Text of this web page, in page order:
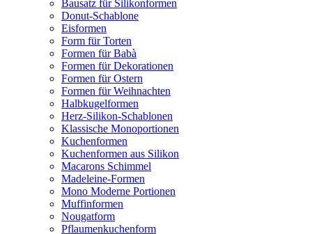
Bausatz für Silikonformen
Donut-Schablone
Eisformen
Form für Torten
Formen für Babà
Formen für Dekorationen
Formen für Ostern
Formen für Weihnachten
Halbkugelformen
Herz-Silikon-Schablonen
Klassische Monoportionen
Kuchenformen
Kuchenformen aus Silikon
Macarons Schimmel
Madeleine-Formen
Mono Moderne Portionen
Muffinformen
Nougatform
Pflaumenkuchenform